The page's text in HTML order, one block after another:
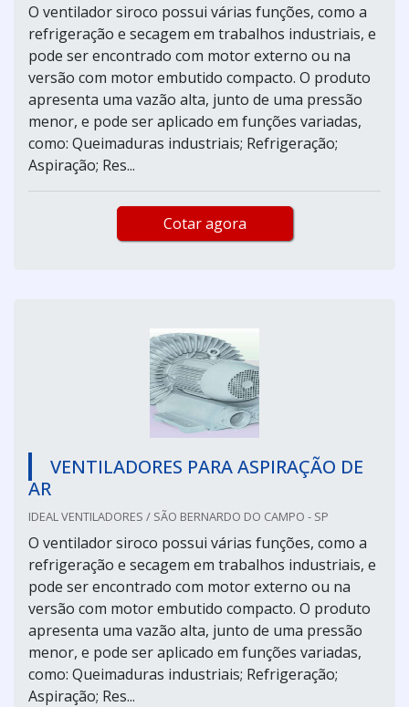
O ventilador siroco possui várias funções, como a
refrigeração e secagem em trabalhos industriais, e
pode ser encontrado com motor externo ou na
versão com motor embutido compacto. O produto
apresenta uma vazão alta, junto de uma pressão
menor, e pode ser aplicado em funções variadas,
como: Queimaduras industriais; Refrigeração;
Aspiração; Res...
Cotar agora
VENTILADORES PARA ASPIRAÇÃO DE
AR
IDEAL VENTILADORES / SÃO BERNARDO DO CAMPO - SP
O ventilador siroco possui várias funções, como a
refrigeração e secagem em trabalhos industriais, e
pode ser encontrado com motor externo ou na
versão com motor embutido compacto. O produto
apresenta uma vazão alta, junto de uma pressão
menor, e pode ser aplicado em funções variadas,
como: Queimaduras industriais; Refrigeração;
Aspiração; Res...